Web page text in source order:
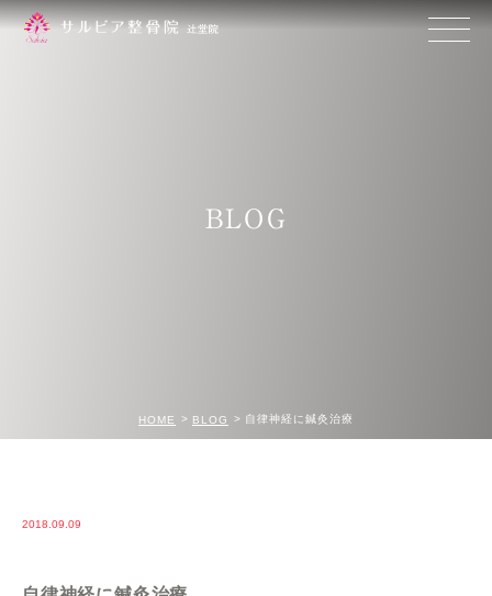
BLOG
HOME BLOG 自律神経に鍼灸治療
2018.09.09